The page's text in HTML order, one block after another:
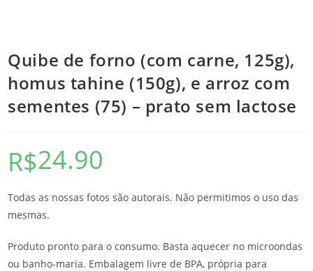
Quibe de forno (com carne, 125g),
homus tahine (150g), e arroz com
sementes (75) – prato sem lactose
R$24.90
Todas as nossas fotos são autorais. Não permitimos o uso das
mesmas.
Produto pronto para o consumo. Basta aquecer no microondas
ou banho-maria. Embalagem livre de BPA, própria para